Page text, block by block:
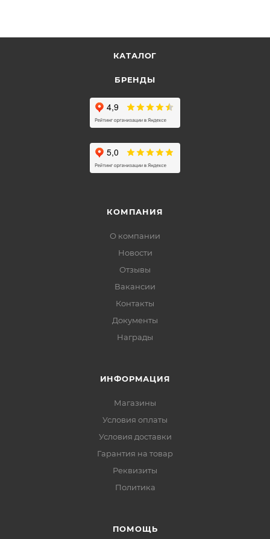
КАТАЛОГ
БРЕНДЫ
КОМПАНИЯ
О компании
Новости
Отзывы
Вакансии
Контакты
Документы
Награды
ИНФОРМАЦИЯ
Магазины
Условия оплаты
Условия доставки
Гарантия на товар
Реквизиты
Политика
ПОМОЩЬ